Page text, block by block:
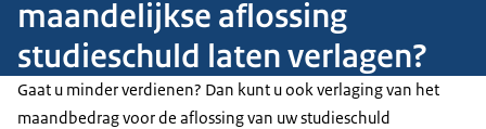
maandelijkse aflossing
studieschuld laten verlagen?
Gaat u minder verdienen? Dan kunt u ook verlaging van het
maandbedrag voor de aflossing van uw studieschuld